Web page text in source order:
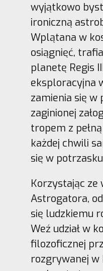
wyjątkowo
ironiczną
Wplątana w
osiągnięć,
planetę Regis
eksploracyjna
zamienia się w
zaginionej
tropem z
każdej chwili
się w
Korzystając ze
Astrogatora,
się ludzkiemu
Weź udział w
filozoficznej
rozgrywanej w